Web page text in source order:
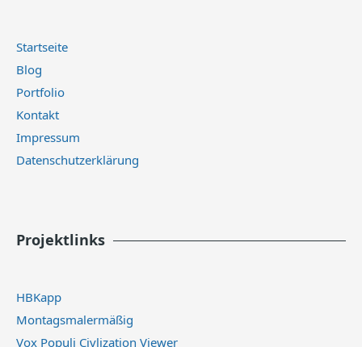
Startseite
Blog
Portfolio
Kontakt
Impressum
Datenschutzerklärung
Projektlinks
HBKapp
Montagsmalermäßig
Vox Populi Civlization Viewer